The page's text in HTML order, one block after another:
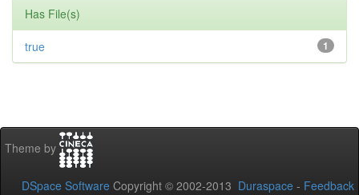
Has File(s)
1
true
Theme by
DSpace Software Copyright © 2002-2013 Duraspace - Feedback